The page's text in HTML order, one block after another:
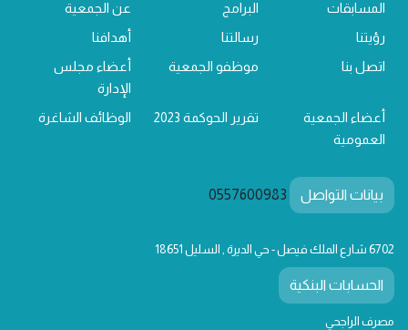
المسابقات
البرامج
عن الجمعية
رؤيتنا
رسالتنا
أهدافنا
اتصل بنا
موظفو الجمعية
أعضاء مجلس
الإدارة
أعضاء الجمعية
العمومية
تقرير الحوكمة 2023 الوظائف الشاغرة
بيانات التواصل 0557600983
6702 شارع الملك فيصل - حي الديرة , السليل 18651
الحسابات البنكية
مصرف الراجحي